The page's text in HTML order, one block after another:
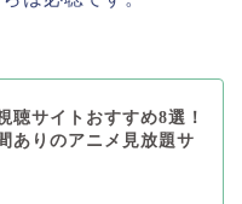
聴サイトおすすめ8選！
ありのアニメ見放題サ